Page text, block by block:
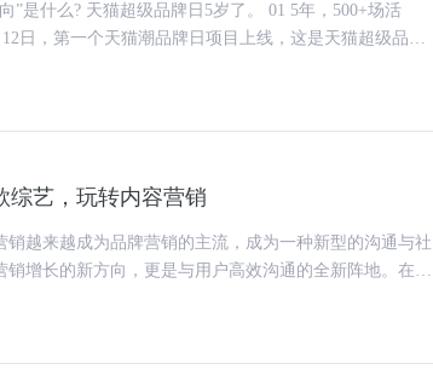
。 01 5年，500+场活
综艺，玩转内容营销
越来越成为品牌营销的主流，成为一种新型的沟通与社
增长的新方向，更是与用户高效沟通的全新阵地。在瞬